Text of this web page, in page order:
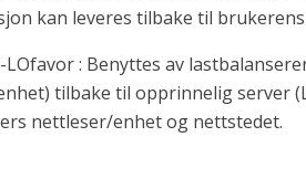
kan leveres tilbake til
LOfavor : Benyttes av
tilbake til opprinnelig server
nettleser/enhet og nettstedet.